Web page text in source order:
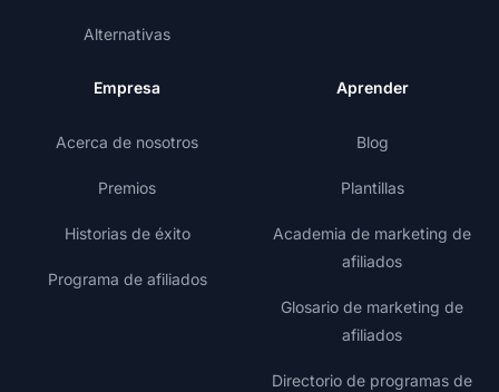
Alternativas
Empresa
Acerca de nosotros
Premios
Historias de éxito
Programa de afiliados
Aprender
Blog
Plantillas
Academia de marketing de
afiliados
Glosario de marketing de
afiliados
Directorio de programas de